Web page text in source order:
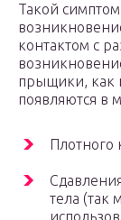
Такой симптом
контактом с
прыщики, как
появляются в
Плотного
тела (так